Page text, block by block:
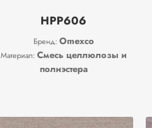
HPP606
Бренд: Omexco
Материал: Смесь целлюлозы и
полиэстера